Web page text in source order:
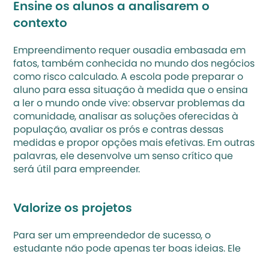
Ensine os alunos a analisarem o
contexto
Empreendimento requer ousadia embasada em
fatos, também conhecida no mundo dos negócios
como risco calculado. A escola pode preparar o
aluno para essa situação à medida que o ensina
a ler o mundo onde vive: observar problemas da
comunidade, analisar as soluções oferecidas à
população, avaliar os prós e contras dessas
medidas e propor opções mais efetivas. Em outras
palavras, ele desenvolve um senso crítico que
será útil para empreender.
Valorize os projetos
Para ser um empreendedor de sucesso, o
estudante não pode apenas ter boas ideias. Ele